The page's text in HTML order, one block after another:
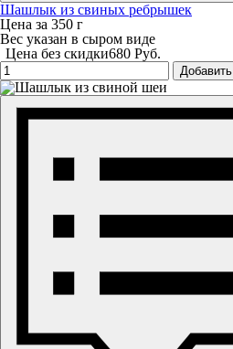
Шашлык из свиных ребрышек
Цена за 350 г
Вес указан в сыром виде
Цена без скидки680 Руб.
Добавить